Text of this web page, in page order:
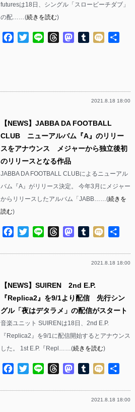
futuresは18日、シングル「スロービーチダブ」
の配……(続きを読む)
Facebook
TwitterLine ThreadsMastodon
Tumblr
Mixi
2021.8.18 18:00
【NEWS】JABBA DA FOOTBALL
CLUB ニューアルバム『A』のリリー
スをアナウンス メジャーから独立後初
のリリースとなる作品
JABBA DA FOOTBALL CLUBによるニューアル
バム『A』がリリース決定。 今年3月にメジャー
からリリースしたアルバム「JABB……(続きを
読む)
Facebook
TwitterLine ThreadsMastodon
Tumblr
Mixi
2021.8.18 18:00
【NEWS】SUIREN 2nd E.P.
『Replica2』を9/1より配信 先行シン
グル「夜はデタラメ」の配信がスタート
音楽ユニット SUIRENは18日、2nd E.P.
『Replica2』を9/1に配信開始するとアナウンス
した。 1st E.P.『Repl……(続きを読む)
Facebook
TwitterLine ThreadsMastodon
Tumblr
Mixi
2021.8.18 18:00